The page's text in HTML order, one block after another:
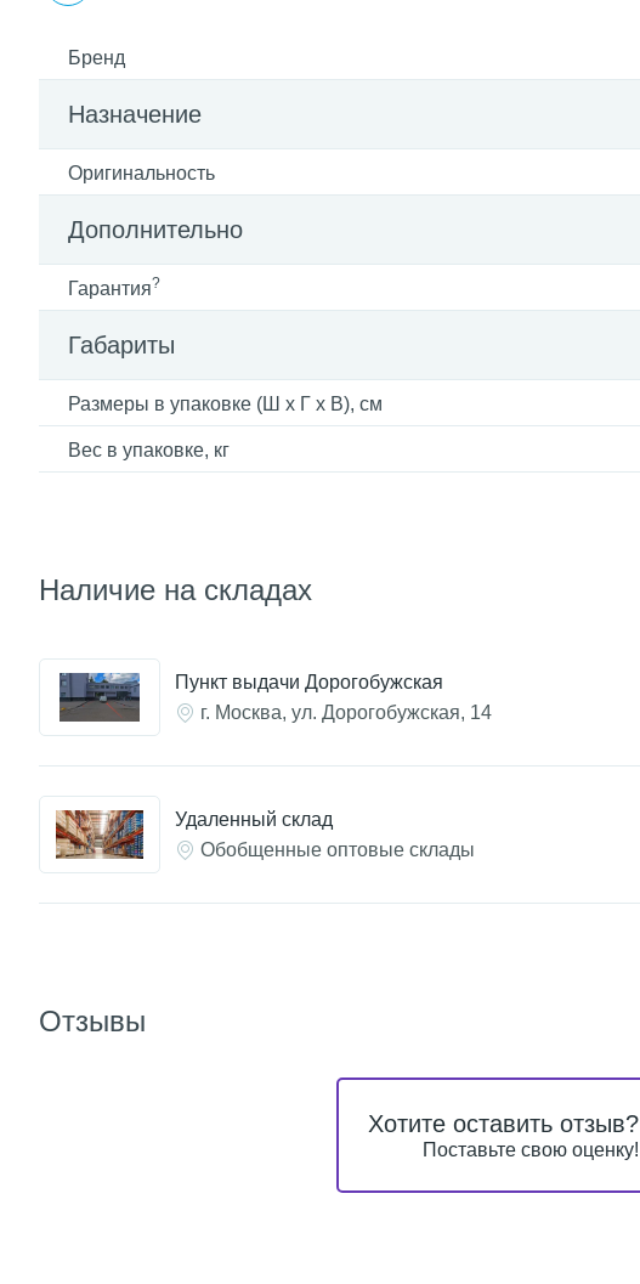
Бренд
Назначение
Оригинальность
Дополнительно
Гарантия?
Габариты
Размеры в упаковке (Ш x Г x В), см
Вес в упаковке, кг
Наличие на складах
Пункт выдачи Дорогобужская
г. Москва, ул. Дорогобужская, 14
Удаленный склад
Обобщенные оптовые склады
Отзывы
Хотите оставить отзыв?
Поставьте свою оценку!